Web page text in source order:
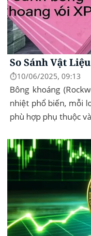
So Sánh Vật
⏱️10/06/2025, 09:13
Bông khoáng
nhiệt phổ biến, mỗi
phù hợp phụ thuộc